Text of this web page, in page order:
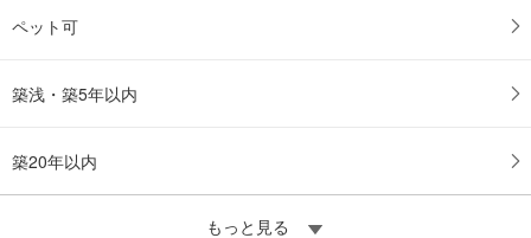
ペット可
築浅・築5年以内
築20年以内
もっと見る